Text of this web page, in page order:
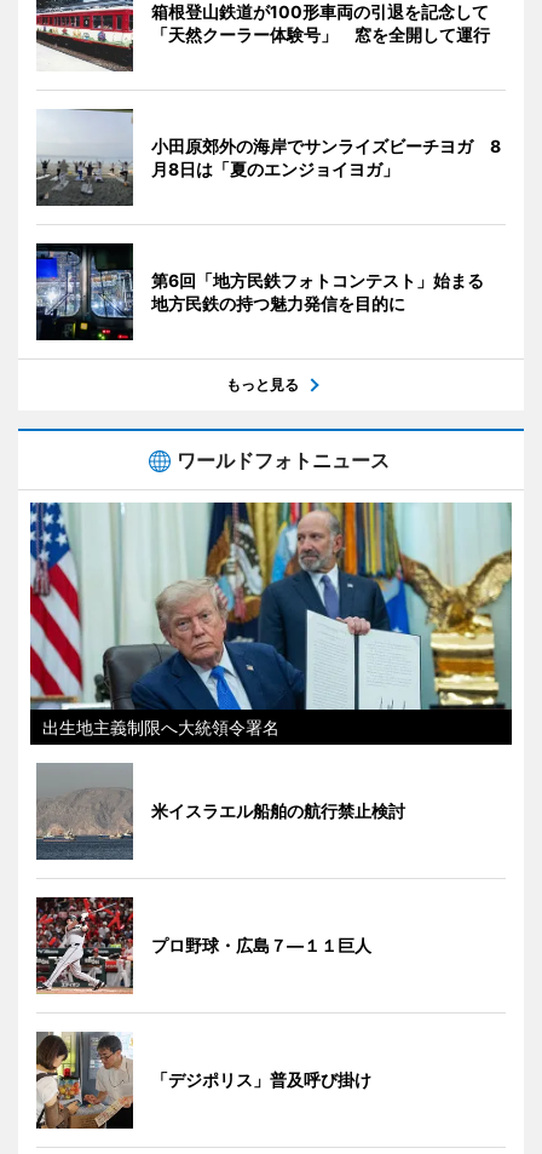
箱根登山鉄道が100形車両の引退を記念して
「天然クーラー体験号」 窓を全開して運行
小田原郊外の海岸でサンライズビーチヨガ 8
月8日は「夏のエンジョイヨガ」
第6回「地方民鉄フォトコンテスト」始まる
地方民鉄の持つ魅力発信を目的に
もっと見る
ワールドフォトニュース
出生地主義制限へ大統領令署名
米イスラエル船舶の航行禁止検討
プロ野球・広島７―１１巨人
「デジポリス」普及呼び掛け